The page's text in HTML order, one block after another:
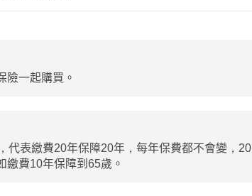
險一起購買。
代表繳費20年保障20年，每年保費都不會變，20
繳費10年保障到65歲。